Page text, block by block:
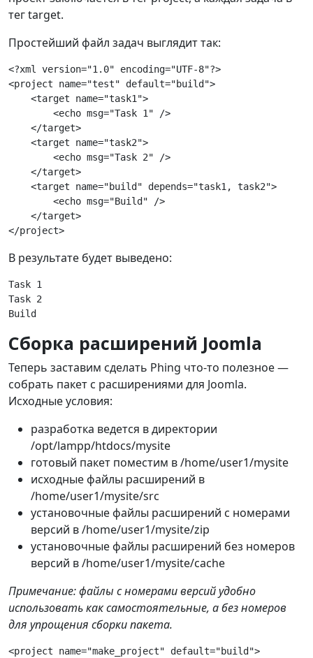
тег target.
Простейший файл задач выглядит так:
<?xml version="1.0" encoding="UTF-8"?>
<project name="test" default="build">
<target name="task1">
<echo msg="Task 1" />
</target>
<target name="task2">
<echo msg="Task 2" />
</target>
<target name="build" depends="task1, task2">
<echo msg="Build" />
</target>
</project>
В результате будет выведено:
Task 1
Task 2
Build
Сборка расширений Joomla
Теперь заставим сделать Phing что-то полезное —
собрать пакет с расширениями для Joomla.
Исходные условия:
разработка ведется в директории
/opt/lampp/htdocs/mysite
готовый пакет поместим в /home/user1/mysite
исходные файлы расширений в
/home/user1/mysite/src
установочные файлы расширений с номерами
версий в /home/user1/mysite/zip
установочные файлы расширений без номеров
версий в /home/user1/mysite/cache
Примечание: файлы с номерами версий удобно
использовать как самостоятельные, а без номеров
для упрощения сборки пакета.
<project name="make_project" default="build">